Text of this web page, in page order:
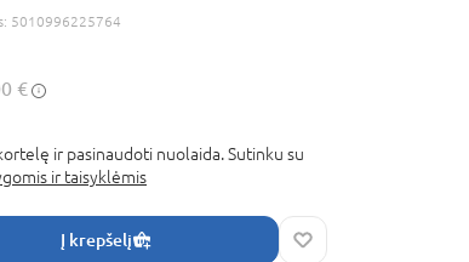
5010996225764
€
ir pasinaudoti nuolaida. Sutinku su
ir taisyklėmis
Į krepšelį